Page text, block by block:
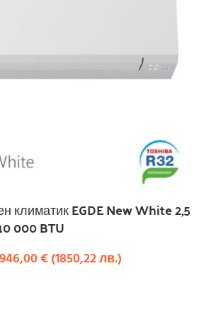
климатик EGDE New White 2,5
000 BTU
946,00€(1850,22лв.)